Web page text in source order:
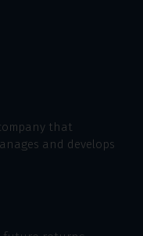
that
and develops